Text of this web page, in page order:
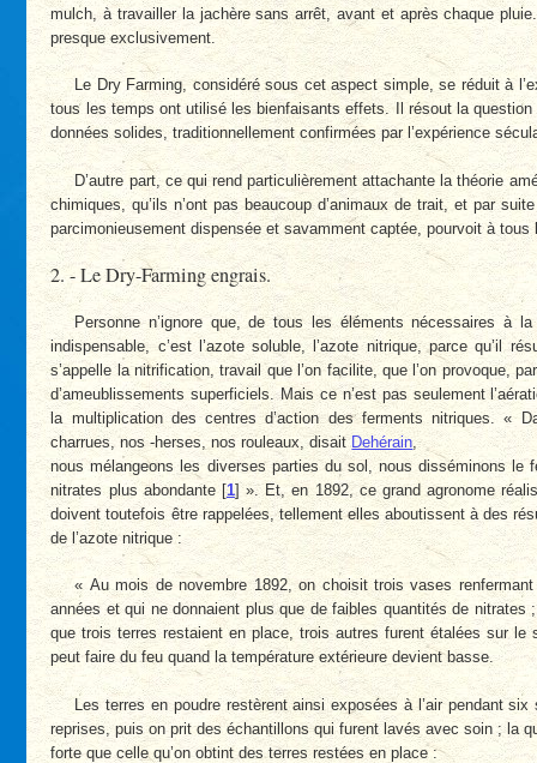
mulch, à travailler la jachère sans arrêt, avant et après chaque
presque exclusivement.
Le Dry Farming, considéré sous cet aspect simple, se réduit à
tous les temps ont utilisé les bienfaisants effets. Il résout la question
données solides, traditionnellement confirmées par l’expérience
D’autre part, ce qui rend particulièrement attachante la théorie
chimiques, qu’ils n’ont pas beaucoup d’animaux de trait, et par
parcimonieusement dispensée et savamment captée, pourvoit à
2. - Le Dry-Farming engrais.
Personne n’ignore que, de tous les éléments nécessaires
indispensable, c’est l’azote soluble, l’azote nitrique, parce qu’il
s’appelle la nitrification, travail que l’on facilite, que l’on provoque,
d’ameublissements superficiels. Mais ce n’est pas seulement
la multiplication des centres d’action des ferments nitriques. «
charrues, nos -herses, nos rouleaux, disaitDehérain,
nous mélangeons les diverses parties du sol, nous disséminons
nitrates plus abondante[1] ». Et, en 1892, ce grand agronome
doivent toutefois être rappelées, tellement elles aboutissent à des
de l’azote nitrique :
« Au mois de novembre 1892, on choisit trois vases
années et qui ne donnaient plus que de faibles quantités de
que trois terres restaient en place, trois autres furent étalées sur le
peut faire du feu quand la température extérieure devient basse.
Les terres en poudre restèrent ainsi exposées à l’air pendant
reprises, puis on prit des échantillons qui furent lavés avec soin ; la
forte que celle qu’on obtint des terres restées en place :